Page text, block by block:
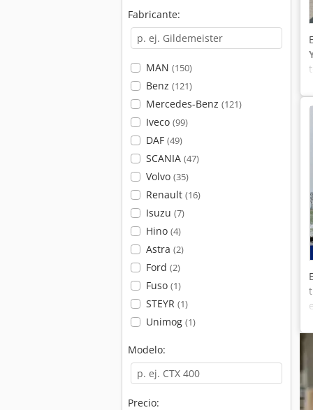
Fabricante:
MAN (150)
Benz (121)
Mercedes-Benz (121)
Iveco (99)
DAF (49)
SCANIA (47)
Volvo (35)
Renault (16)
Isuzu (7)
Hino (4)
Astra (2)
Ford (2)
Fuso (1)
STEYR (1)
Unimog (1)
Modelo:
Precio: